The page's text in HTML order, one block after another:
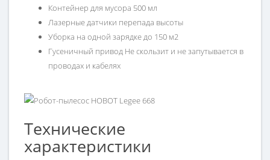
Контейнер для мусора 500 мл
Лазерные датчики перепада высоты
Уборка на одной зарядке до 150 м2
Гусеничный привод Не скользит и не запутывается в
проводах и кабелях
Технические
характеристики